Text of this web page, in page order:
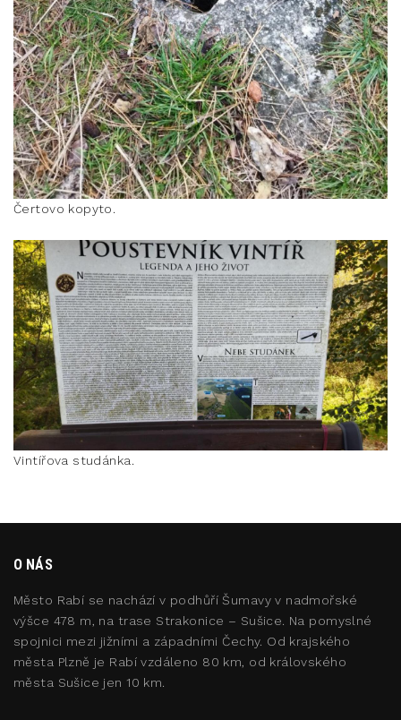
Čertovo kopyto.
Vintířova studánka.
O NÁS
Město Rabí se nachází v podhůří Šumavy v nadmořské
výšce 478 m, na trase Strakonice – Sušice. Na pomyslné
spojnici mezi jižními a západními Čechy. Od krajského
města Plzně je Rabí vzdáleno 80 km, od královského
města Sušice jen 10 km.